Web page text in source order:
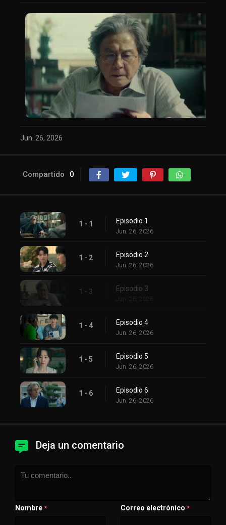
Jun. 26, 2026
Compartido 0
1 - 1 Episodio 1
Jun. 26, 2026
1 - 2 Episodio 2
Jun. 26, 2026
1 - 3 Episodio 3
Jun. 26, 2026
1 - 4 Episodio 4
Jun. 26, 2026
1 - 5 Episodio 5
Jun. 26, 2026
1 - 6 Episodio 6
Jun. 26, 2026
Deja un comentario
Nombre * Correo electrónico *